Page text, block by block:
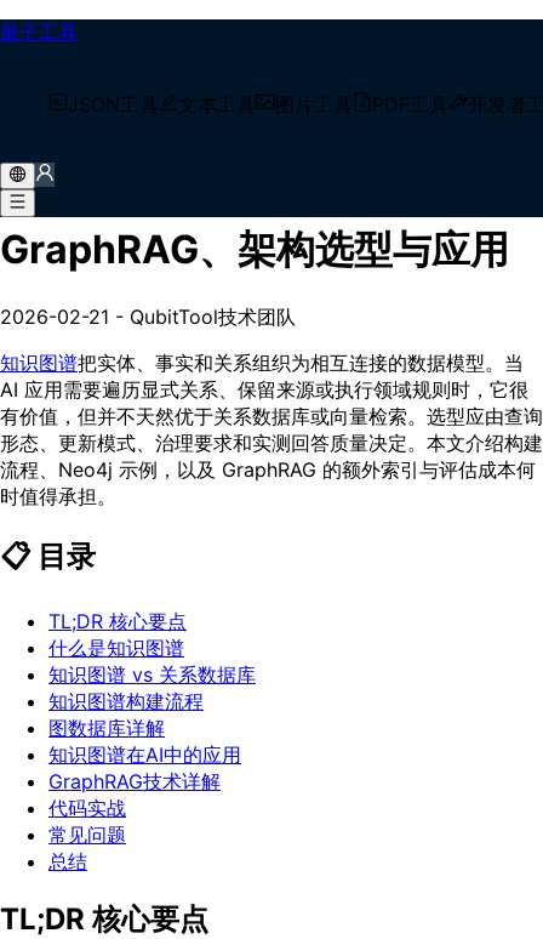
量子工具
JSON工具 文本工具 图片工具 PDF工具 开发者
/
AI 知识图谱指南：
GraphRAG、架构选型与应用
2026-02-21 - QubitTool技术团队
知识图谱把实体、事实和关系组织为相互连接的数据模型。当
AI 应用需要遍历显式关系、保留来源或执行领域规则时，它很
有价值，但并不天然优于关系数据库或向量检索。选型应由查询
形态、更新模式、治理要求和实测回答质量决定。本文介绍构建
流程、Neo4j 示例，以及 GraphRAG 的额外索引与评估成本何
时值得承担。
📋 目录
TL;DR 核心要点
什么是知识图谱
知识图谱 vs 关系数据库
知识图谱构建流程
图数据库详解
知识图谱在AI中的应用
GraphRAG技术详解
代码实战
常见问题
总结
TL;DR 核心要点